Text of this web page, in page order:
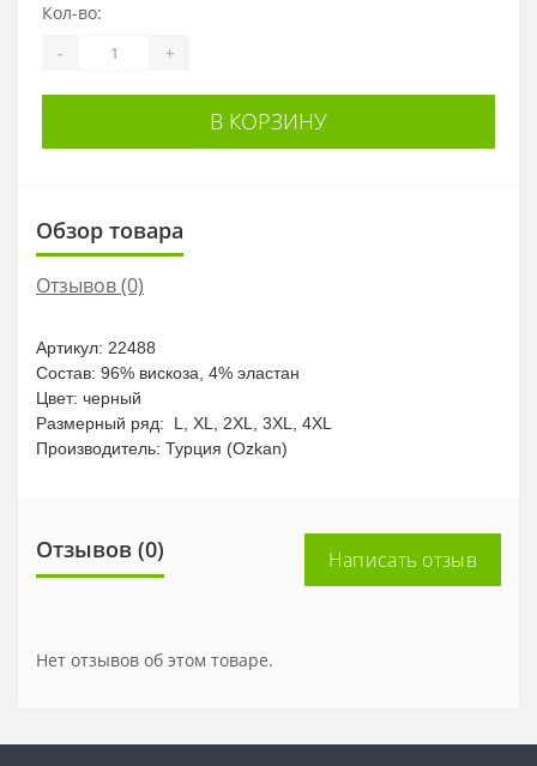
Кол-во:
- +
В КОРЗИНУ
Обзор товара
Отзывов (0)
Артикул: 22488
Состав: 96% вискоза, 4% эластан
Цвет: черный
Размерный ряд: L, XL, 2XL, 3XL, 4XL
Производитель: Турция (Ozkan)
Отзывов (0) Написать отзыв
Нет отзывов об этом товаре.